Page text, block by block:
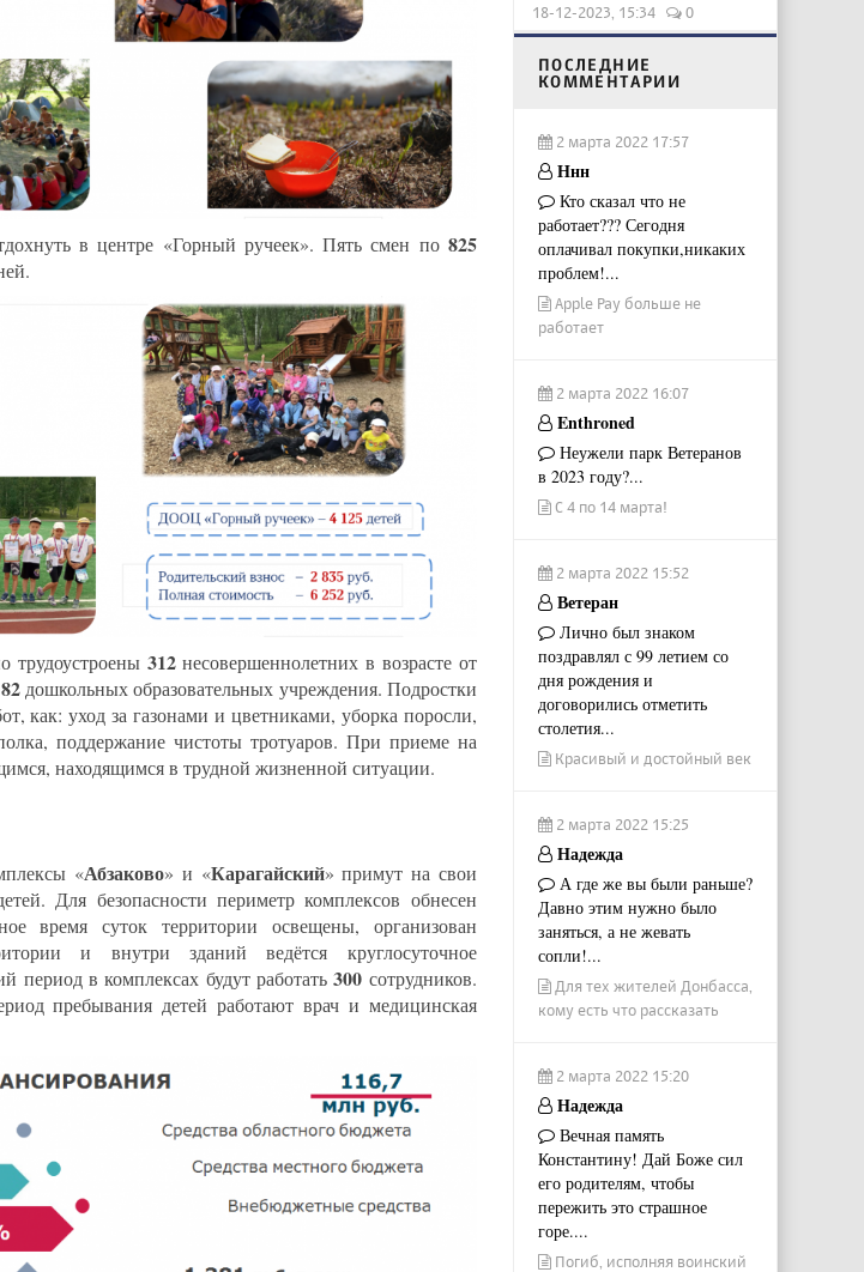
в центре «Горный ручеек». Пять смен по 825
трудоустроены 312несовершеннолетних в возрасте от
82дошкольных образовательных учреждения. Подростки
как: уход за газонами и цветниками, уборка поросли,
поддержание чистоты тротуаров. При приеме на
находящимся в трудной жизненной ситуации.
«Абзаково» и «Карагайский» примут на свои
Для безопасности периметр комплексов обнесен
время суток территории освещены, организован
и внутри зданий ведётся круглосуточное
период в комплексах будут работать300 сотрудников.
пребывания детей работают врач и медицинская
18-12-2023, 15:34 0
ПОСЛЕДНИЕ
КОММЕНТАРИИ
2 марта 2022 17:57
Ннн
Кто сказал что не
работает??? Сегодня
оплачивал покупки,никаких
проблем!...
Apple Pay больше не
работает
2 марта 2022 16:07
Enthroned
Неужели парк Ветеранов
в 2023 году?...
С 4 по 14 марта!
2 марта 2022 15:52
Ветеран
Лично был знаком
поздравлял с 99 летием со
дня рождения и
договорились отметить
столетия...
Красивый и достойный век
2 марта 2022 15:25
Надежда
А где же вы были раньше?
Давно этим нужно было
заняться, а не жевать
сопли!...
Для тех жителей Донбасса,
кому есть что рассказать
2 марта 2022 15:20
Надежда
Вечная память
Константину! Дай Боже сил
его родителям, чтобы
пережить это страшное
горе....
Погиб, исполняя воинский